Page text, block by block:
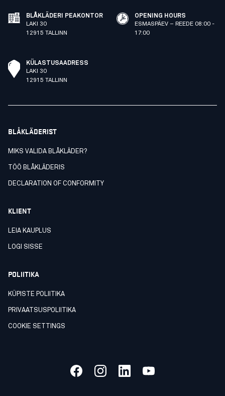
BLÅKLÄDERI PEAKONTOR
LAKI 30
12915 TALLINN
OPENING HOURS
ESMASPÄEV – REEDE 08:00 -
17:00
KÜLASTUSAADRESS
LAKI 30
12915 TALLINN
BLÅKLÄDERIST
MIKS VALIDA BLÅKLÄDER?
TÖÖ BLÅKLÄDERIS
DECLARATION OF CONFORMITY
KLIENT
LEIA KAUPLUS
LOGI SISSE
POLIITIKA
KÜPISTE POLIITIKA
PRIVAATSUSPOLIITIKA
COOKIE SETTINGS